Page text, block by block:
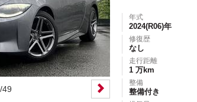
/49
年式
2024(R06)年
修復歴
なし
走行距離
1 万km
整備
整備付き